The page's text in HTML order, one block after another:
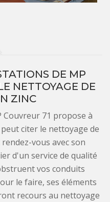
DE MP
NETTOYAGE DE
ZINC
71 propose à
citer le nettoyage de
vous avec son
d'un service de qualité
vos conduits
le faire, ses éléments
recours au nettoyage